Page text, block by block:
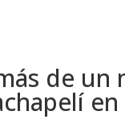
de un
en